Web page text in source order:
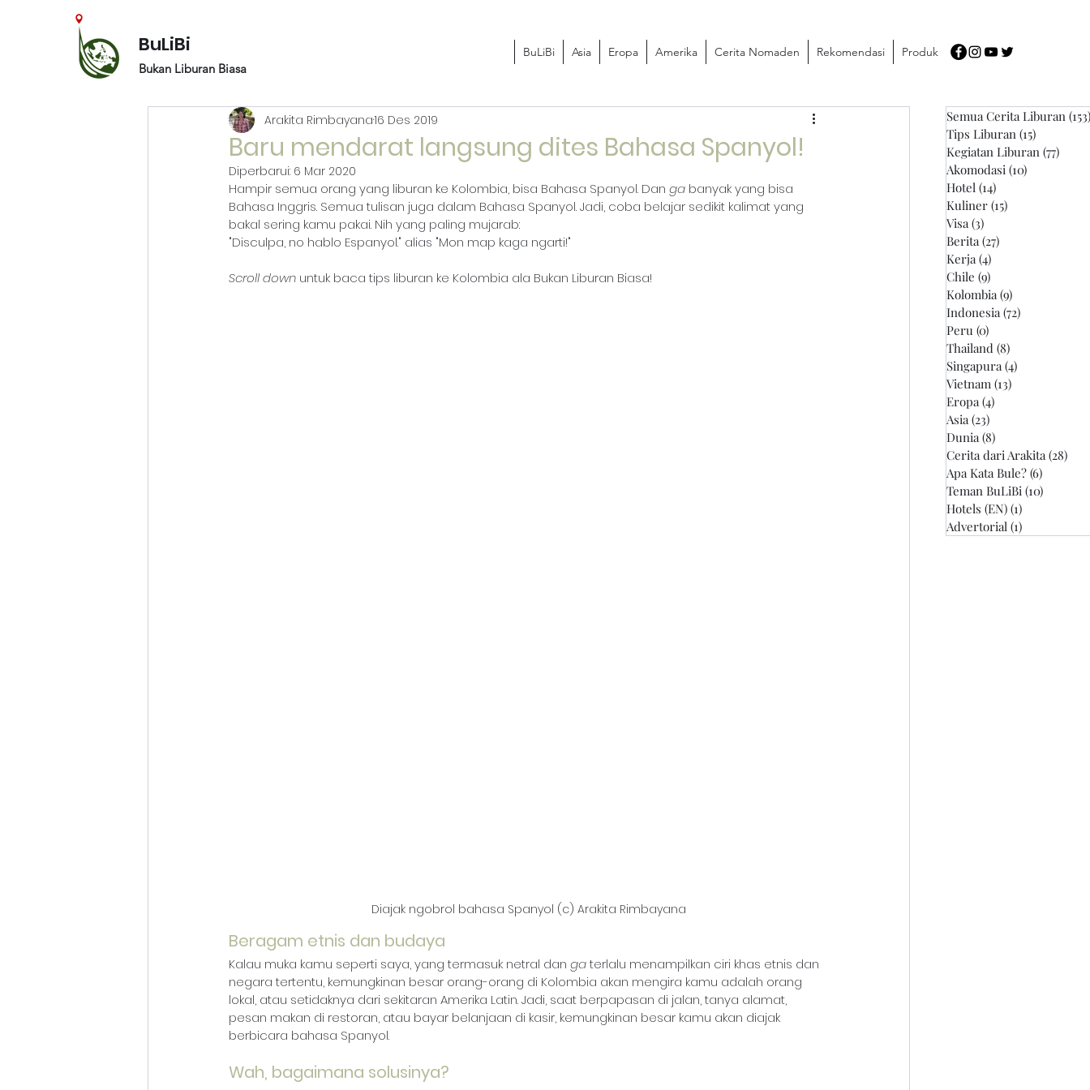
BuLiBi
Bukan Liburan Biasa
BuLiBi Asia Eropa Amerika Cerita Nomaden Rekomendasi Produk
Baru mendarat langsung dites Bahasa Spanyol!
Arakita Rimbayana16 Des 2019
Diperbarui: 6 Mar 2020
Hampir semua orang yang liburan ke Kolombia, bisa Bahasa Spanyol. Dan ga banyak yang bisa
Bahasa Inggris. Semua tulisan juga dalam Bahasa Spanyol. Jadi, coba belajar sedikit kalimat yang
bakal sering kamu pakai. Nih yang paling mujarab:
"Disculpa, no hablo Espanyol." alias "Mon map kaga ngarti!"
Scroll down untuk baca tips liburan ke Kolombia ala Bukan Liburan Biasa!
Diajak ngobrol bahasa Spanyol (c) Arakita Rimbayana
Beragam etnis dan budaya
Kalau muka kamu seperti saya, yang termasuk netral dan ga terlalu menampilkan ciri khas etnis dan
negara tertentu, kemungkinan besar orang-orang di Kolombia akan mengira kamu adalah orang
lokal, atau setidaknya dari sekitaran Amerika Latin. Jadi, saat berpapasan di jalan, tanya alamat,
pesan makan di restoran, atau bayar belanjaan di kasir, kemungkinan besar kamu akan diajak
berbicara bahasa Spanyol.
Wah, bagaimana solusinya?
Semua Cerita Liburan (153)
Tips Liburan (15)
Kegiatan Liburan (77)
Akomodasi (10)
Hotel (14)
Kuliner (15)
Visa (3)
Berita (27)
Kerja (4)
Chile (9)
Kolombia (9)
Indonesia (72)
Peru (0)
Thailand (8)
Singapura (4)
Vietnam (13)
Eropa (4)
Asia (23)
Dunia (8)
Cerita dari Arakita (28)
Apa Kata Bule? (6)
Teman BuLiBi (10)
Hotels (EN) (1)
Advertorial (1)